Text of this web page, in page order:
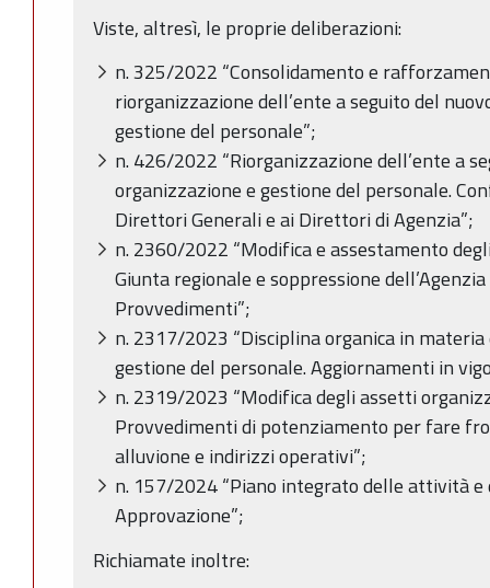
Viste, altresì, le proprie deliberazioni:
n. 325/2022 “Consolidamento e
riorganizzazione dell’ente a seguito del
gestione del personale”;
n. 426/2022 “Riorganizzazione dell’ente a
organizzazione e gestione del personale.
Direttori Generali e ai Direttori di Agenzia”;
n. 2360/2022 “Modifica e assestamento
Giunta regionale e soppressione
Provvedimenti”;
n. 2317/2023 “Disciplina organica in
gestione del personale. Aggiornamenti in
n. 2319/2023 “Modifica degli assetti
Provvedimenti di potenziamento per fare
alluvione e indirizzi operativi”;
n. 157/2024 “Piano integrato delle attività
Approvazione”;
Richiamate inoltre: